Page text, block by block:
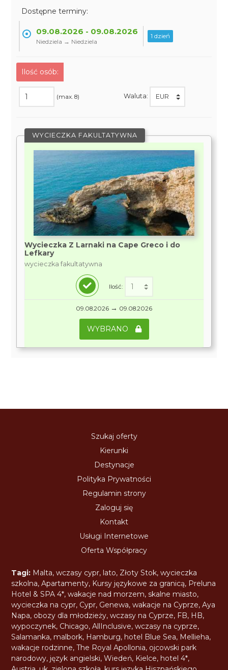
Dostępne terminy:
09.08.2026 - 09.08.2026
Niedziela → Niedziela
1 dzień
Ilość osób:
(max. 8) Waluta:
WYCIECZKA FAKULTATYWNA
Wycieczka Z Larnaki na Cape Greco i do
Lefkary
wycieczka fakultatywna
Ilość:
09.08.2026 → 09.08.2026
WYBRANO
Szukaj oferty
Kierunki
Destynacje
Polityka Prywatności
Regulamin strony
Zaloguj się
Kontakt
Usługi Internetowe
Oferta Współpracy
Tagi: Malta,wczasy cypr, lato, Złoty Stok,wycieczka
szkolna,Apartamenty, Kursy językowe za granicą, Preluna
Hotel & SPA 4*,wakacje nad morzem,skalne miasto,
wycieczka na cypr, Cypr, Genewa,wakacje na Cyprze,Aya
Napa, obozy dla młodzieży,wczasy na Cyprze, FB, HB,
wypoczynek, Chicago,AllInclusive,wczasy na cyprze,
Salamanka, malbork, Hamburg, hotel Blue Sea, Mellieha,
wakacje rodzinne,The Royal Apollonia, ojcowski park
narodowy, język angielski,Wiedeń, Kielce, hotel 4*,